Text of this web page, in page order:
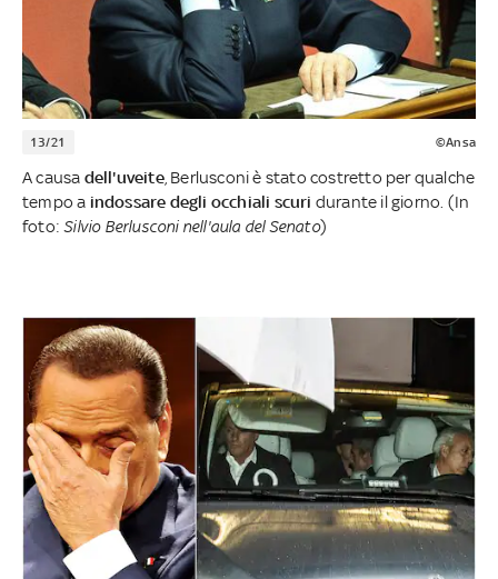
13/21 ©Ansa
A causa dell'uveite, Berlusconi è stato costretto per qualche
tempo a indossare degli occhiali scuri durante il giorno. (In
foto: Silvio Berlusconi nell'aula del Senato)